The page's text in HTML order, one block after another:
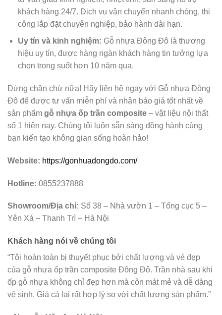
khách hàng 24/7. Dịch vụ vận chuyển nhanh chóng, thi
công lắp đặt chuyên nghiệp, bảo hành dài hạn.
Uy tín và kinh nghiệm: Gỗ nhựa Đông Đô là thương
hiệu uy tín, được hàng ngàn khách hàng tin tưởng lựa
chọn trong suốt hơn 10 năm qua.
Đừng chần chừ nữa! Hãy liên hệ ngay với Gỗ nhựa Đông
Đô để được tư vấn miễn phí và nhận báo giá tốt nhất về
sản phẩm gỗ nhựa ốp trần composite – vật liệu nội thất
số 1 hiện nay. Chúng tôi luôn sẵn sàng đồng hành cùng
bạn kiến tạo không gian sống hoàn hảo!
Website: https://gonhuadongdo.com/
Hotline: 0855237888
Showroom/Địa chỉ: Số 38 – Nhà vườn 1 – Tổng cục 5 –
Yên Xá – Thanh Trì – Hà Nội
Khách hàng nói về chúng tôi
“Tôi hoàn toàn bị thuyết phục bởi chất lượng và vẻ đẹp
của gỗ nhựa ốp trần composite Đông Đô. Trần nhà sau khi
ốp gỗ nhựa không chỉ đẹp hơn mà còn mát mẻ và dễ dàng
vệ sinh. Giá cả lại rất hợp lý so với chất lượng sản phẩm.”